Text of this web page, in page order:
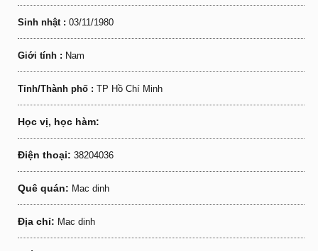
Sinh nhật : 03/11/1980
Giới tính : Nam
Tỉnh/Thành phố : TP Hồ Chí Minh
Học vị, học hàm:
Điện thoại: 38204036
Quê quán: Mac dinh
Địa chỉ: Mac dinh